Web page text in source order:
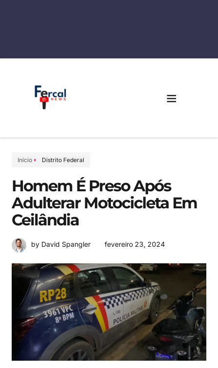
Início Distrito Federal
Homem É Preso Após
Adulterar Motocicleta Em
Ceilândia
by David Spangler fevereiro 23, 2024